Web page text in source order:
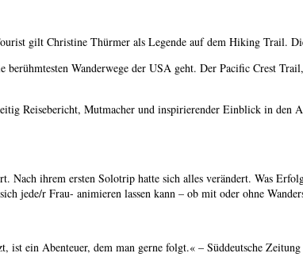
gilt Christine Thürmer als Legende auf dem Hiking Trail.
Wanderwege der USA geht. Der Pacific Crest
Reisebericht, Mutmacher und inspirierender Einblick in den
ihrem ersten Solotrip hatte sich alles verändert. Was
jede/r Frau- animieren lassen kann – ob mit oder ohne
ein Abenteuer, dem man gerne folgt.« – Süddeutsche Zeitung